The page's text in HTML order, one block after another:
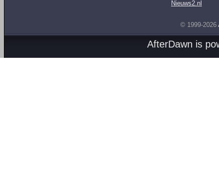
Nieuws2.nl
© 1999-2026
AfterDawn is